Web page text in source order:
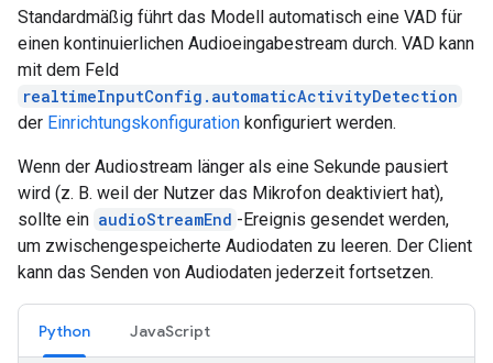
Standardmäßig führt das Modell automatisch eine VAD für
einen kontinuierlichen Audioeingabestream durch. VAD kann
mit dem Feld
realtimeInputConfig.automaticActivityDetection
der Einrichtungskonfiguration konfiguriert werden.
Wenn der Audiostream länger als eine Sekunde pausiert
wird (z. B. weil der Nutzer das Mikrofon deaktiviert hat),
sollte ein audioStreamEnd -Ereignis gesendet werden,
um zwischengespeicherte Audiodaten zu leeren. Der Client
kann das Senden von Audiodaten jederzeit fortsetzen.
Python JavaScript